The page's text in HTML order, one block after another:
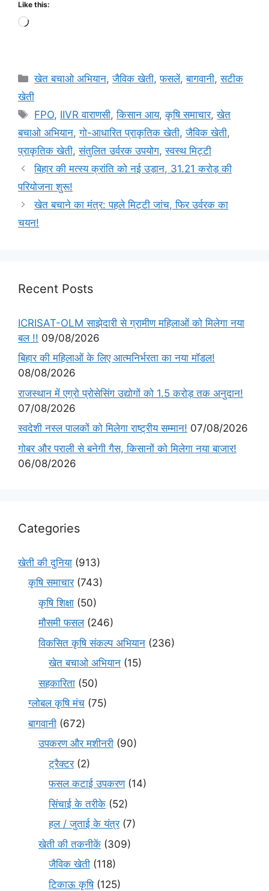
Like this:
खेत बचाओ अभियान,जैविक खेती,फसलें,बागवानी,सटीक
खेती
FPO, IIVR वाराणसी,किसान आय,कृषि समाचार,खेत
बचाओ अभियान,गो-आधारित प्राकृतिक खेती,जैविक खेती,
प्राकृतिक खेती,संतुलित उर्वरक उपयोग,स्वस्थ मिट्टी
बिहार की मत्स्य क्रांति को नई उड़ान, 31.21 करोड़ की
परियोजना शुरू!
खेत बचाने का मंत्र: पहले मिट्टी जांच, फिर उर्वरक का
चयन!
Recent Posts
ICRISAT-OLM साझेदारी से ग्रामीण महिलाओं को मिलेगा नया
बल !! 09/08/2026
बिहार की महिलाओं के लिए आत्मनिर्भरता का नया मॉडल!
08/08/2026
राजस्थान में एग्रो प्रोसेसिंग उद्योगों को 1.5 करोड़ तक अनुदान!
07/08/2026
स्वदेशी नस्ल पालकों को मिलेगा राष्ट्रीय सम्मान! 07/08/2026
गोबर और पराली से बनेगी गैस, किसानों को मिलेगा नया बाजार!
06/08/2026
Categories
खेती की दुनिया (913)
कृषि समाचार(743)
कृषि शिक्षा (50)
मौसमी फसल(246)
विकसित कृषि संकल्प अभियान (236)
खेत बचाओ अभियान (15)
सहकारिता (50)
ग्लोबल कृषि मंच (75)
बागवानी (672)
उपकरण और मशीनरी (90)
ट्रैक्टर(2)
फसल कटाई उपकरण(14)
सिंचाई के तरीके (52)
हल / जुताई के यंत्र(7)
खेती की तकनीकें (309)
जैविक खेती (118)
टिकाऊ कृषि(125)